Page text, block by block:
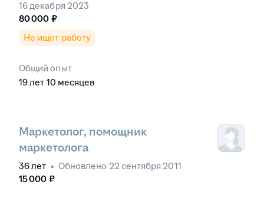
16 декабря 2023
80 000 ₽
Не ищет работу
Общий опыт
19лет 10 месяцев
Маркетолог, помощник
маркетолога
36лет • Обновлено 22 сентября 2011
15 000 ₽